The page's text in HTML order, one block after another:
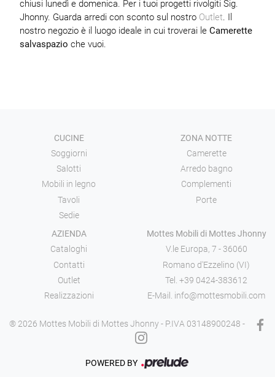
chiusi lunedì e domenica. Per i tuoi progetti rivolgiti Sig.
Jhonny. Guarda arredi con sconto sul nostro Outlet. Il
nostro negozio è il luogo ideale in cui troverai le Camerette
salvaspazio che vuoi.
CUCINE
Soggiorni
Salotti
Mobili in legno
Tavoli
Sedie
ZONA NOTTE
Camerette
Arredo bagno
Complementi
Porte
AZIENDA
Cataloghi
Contatti
Outlet
Realizzazioni
Mottes Mobili di Mottes Jhonny
V.le Europa, 7 - 36060
Romano d'Ezzelino (VI)
Tel. +39 0424-383612
E-Mail. info@mottesmobili.com
® 2026 Mottes Mobili di Mottes Jhonny - P.IVA 03148900248 -
POWERED BY